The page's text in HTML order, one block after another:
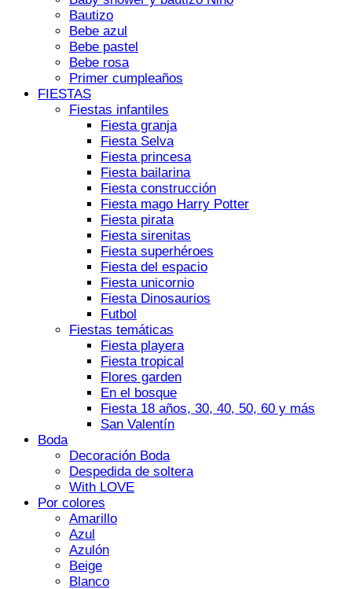
Bautizo
Bebe azul
Bebe pastel
Bebe rosa
Primer cumpleaños
FIESTAS
Fiestas infantiles
Fiesta granja
Fiesta Selva
Fiesta princesa
Fiesta bailarina
Fiesta construcción
Fiesta mago Harry Potter
Fiesta pirata
Fiesta sirenitas
Fiesta superhéroes
Fiesta del espacio
Fiesta unicornio
Fiesta Dinosaurios
Futbol
Fiestas temáticas
Fiesta playera
Fiesta tropical
Flores garden
En el bosque
Fiesta 18 años, 30, 40, 50, 60 y más
San Valentín
Boda
Decoración Boda
Despedida de soltera
With LOVE
Por colores
Amarillo
Azul
Azulón
Beige
Blanco